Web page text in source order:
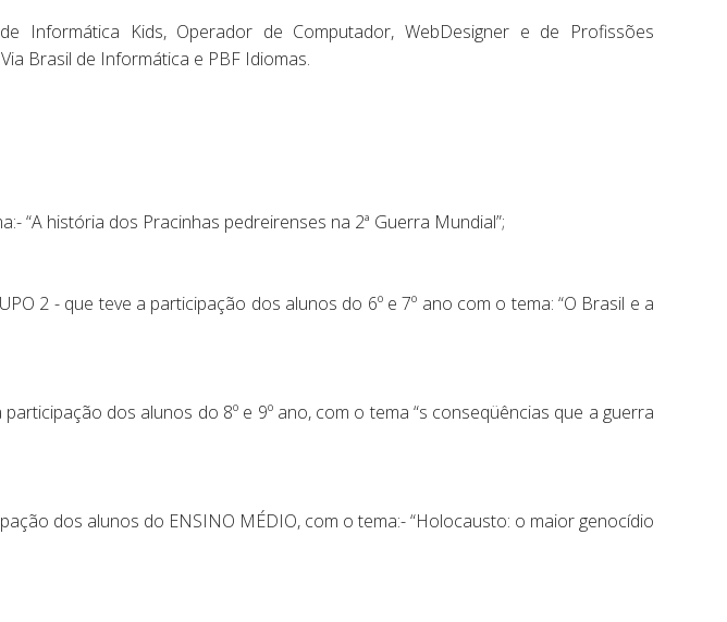
Informática Kids, Operador de Computador, WebDesigner e de Profissões
Brasil de Informática e PBF Idiomas.
“A história dos Pracinhas pedreirenses na 2ª Guerra Mundial”;
2 - que teve a participação dos alunos do 6º e 7º ano com o tema: “O Brasil e a
dos alunos do 8º e 9º ano, com o tema “s conseqüências que a guerra
dos alunos do ENSINO MÉDIO, com o tema:- “Holocausto: o maior genocídio